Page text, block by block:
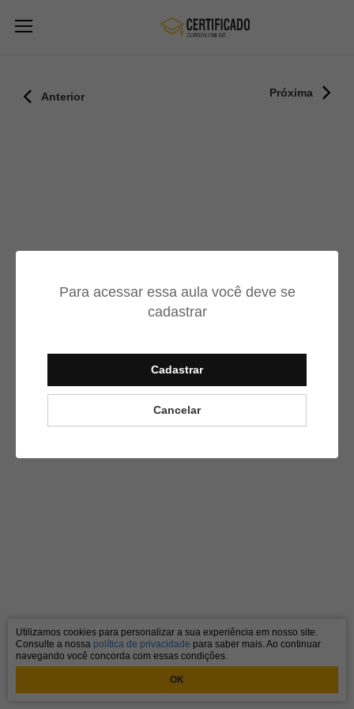
Para acessar essa aula você deve se
cadastrar
Cadastrar
Cancelar
Anterior Próxima
Utilizamos cookies para personalizar a sua experiência em nosso site.
Consulte a nossa política de privacidade para saber mais. Ao continuar
navegando você concorda com essas condições.
OK